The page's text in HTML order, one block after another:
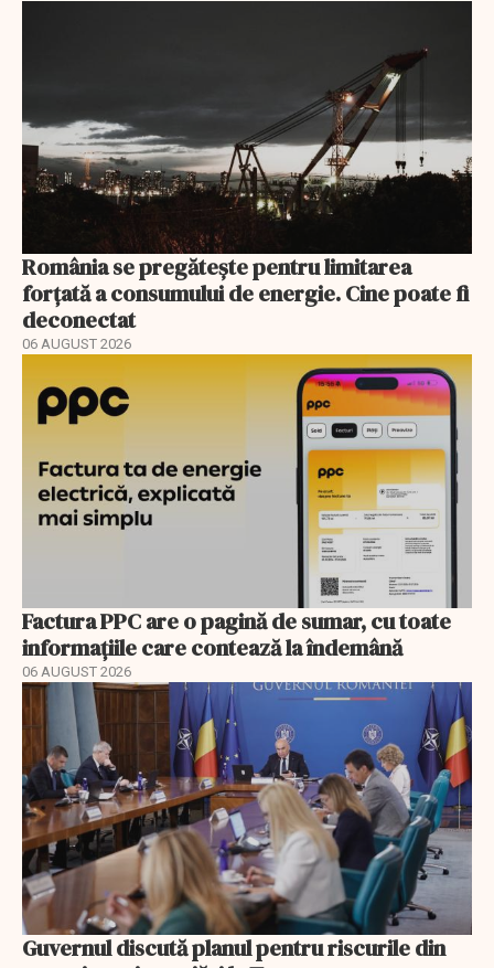
România se pregătește pentru limitarea
forțată a consumului de energie. Cine poate fi
deconectat
06 AUGUST 2026
Factura PPC are o pagină de sumar, cu toate
informațiile care contează la îndemână
06 AUGUST 2026
Guvernul discută planul pentru riscurile din